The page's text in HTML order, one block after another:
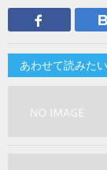
あわせて読みたい